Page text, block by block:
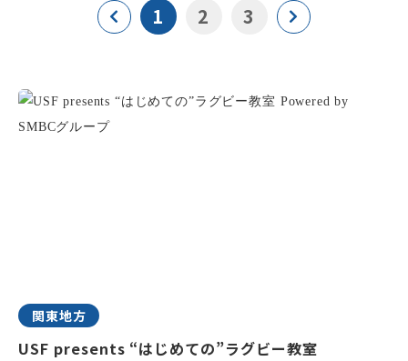
1 2 3
関東地方
USF presents “はじめての”ラグビー教室